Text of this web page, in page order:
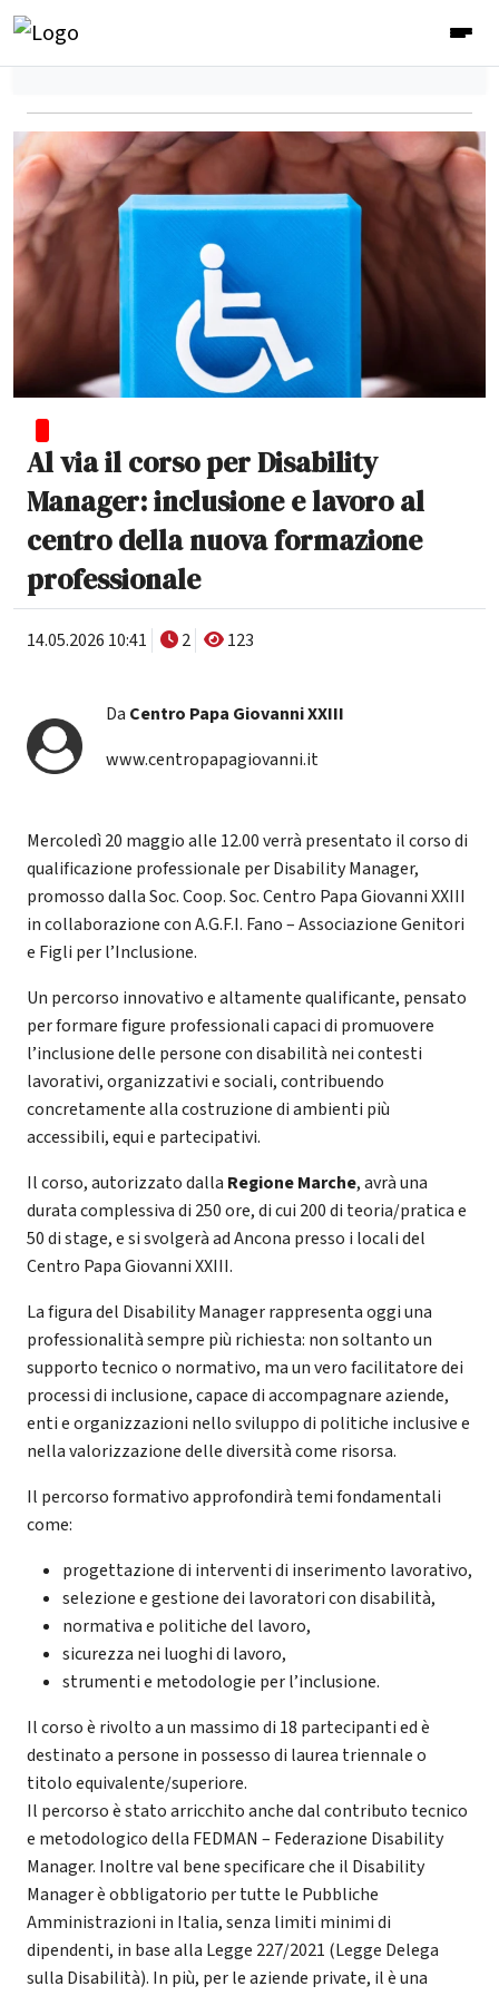
Al via il corso per Disability
Manager: inclusione e lavoro al
centro della nuova formazione
professionale
14.05.2026 10:41 2 123
Da Centro Papa Giovanni XXIII
www.centropapagiovanni.it
Mercoledì 20 maggio alle 12.00 verrà presentato il corso di
qualificazione professionale per Disability Manager,
promosso dalla Soc. Coop. Soc. Centro Papa Giovanni XXIII
in collaborazione con A.G.F.I. Fano – Associazione Genitori
e Figli per l’Inclusione.
Un percorso innovativo e altamente qualificante, pensato
per formare figure professionali capaci di promuovere
l’inclusione delle persone con disabilità nei contesti
lavorativi, organizzativi e sociali, contribuendo
concretamente alla costruzione di ambienti più
accessibili, equi e partecipativi.
Il corso, autorizzato dalla Regione Marche, avrà una
durata complessiva di 250 ore, di cui 200 di teoria/pratica e
50 di stage, e si svolgerà ad Ancona presso i locali del
Centro Papa Giovanni XXIII.
La figura del Disability Manager rappresenta oggi una
professionalità sempre più richiesta: non soltanto un
supporto tecnico o normativo, ma un vero facilitatore dei
processi di inclusione, capace di accompagnare aziende,
enti e organizzazioni nello sviluppo di politiche inclusive e
nella valorizzazione delle diversità come risorsa.
Il percorso formativo approfondirà temi fondamentali
come:
progettazione di interventi di inserimento lavorativo,
selezione e gestione dei lavoratori con disabilità,
normativa e politiche del lavoro,
sicurezza nei luoghi di lavoro,
strumenti e metodologie per l’inclusione.
Il corso è rivolto a un massimo di 18 partecipanti ed è
destinato a persone in possesso di laurea triennale o
titolo equivalente/superiore.
Il percorso è stato arricchito anche dal contributo tecnico
e metodologico della FEDMAN – Federazione Disability
Manager. Inoltre val bene specificare che il Disability
Manager è obbligatorio per tutte le Pubbliche
Amministrazioni in Italia, senza limiti minimi di
dipendenti, in base alla Legge 227/2021 (Legge Delega
sulla Disabilità). In più, per le aziende private, il è una